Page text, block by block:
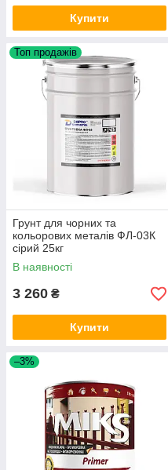
Купити
Топ продажів
Грунт для чорних та
кольорових металів ФЛ-03К
сірий 25кг
В наявності
3 260 ₴
Купити
–3%